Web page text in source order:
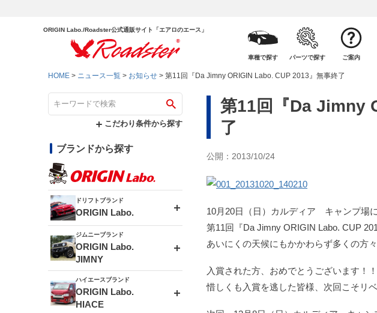
ORIGIN Labo./Roadster公式通販サイト「エアロのエース」
車種で探す パーツで探す ご案内
HOME ニュース一覧 お知らせ 第11回『Da Jimny ORIGIN Labo. CUP 2013』無事終了
こだわり条件から探す
ブランドから探す
ドリフトブランド
ORIGIN Labo.
エアロシリーズ
ドリフトライン
フロントフェンダー
ジムニーブランド
ORIGIN Labo.
JIMNY
MUD-ZEUS
ハイエースブランド
ORIGIN Labo.
HIACE
第11回『Da Jimny
了
公開：2013/10/24
10月20日（日）カルディア キャンプ場
第11回『Da Jimny ORIGIN Labo. CUP
あいにくの天候にもかかわらず多くの方
入賞された方、おめでとうございます！！
惜しくも入賞を逃した皆様、次回こそリ